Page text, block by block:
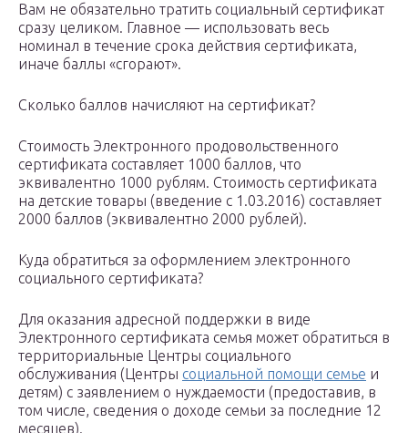
Вам не обязательно тратить социальный сертификат
сразу целиком. Главное — использовать весь
номинал в течение срока действия сертификата,
иначе баллы «сгорают».
Сколько баллов начисляют на сертификат?
Стоимость Электронного продовольственного
сертификата составляет 1000 баллов, что
эквивалентно 1000 рублям. Стоимость сертификата
на детские товары (введение с 1.03.2016) составляет
2000 баллов (эквивалентно 2000 рублей).
Куда обратиться за оформлением электронного
социального сертификата?
Для оказания адресной поддержки в виде
Электронного сертификата семья может обратиться в
территориальные Центры социального
обслуживания (Центры социальной помощи семье и
детям) с заявлением о нуждаемости (предоставив, в
том числе, сведения о доходе семьи за последние 12
месяцев).